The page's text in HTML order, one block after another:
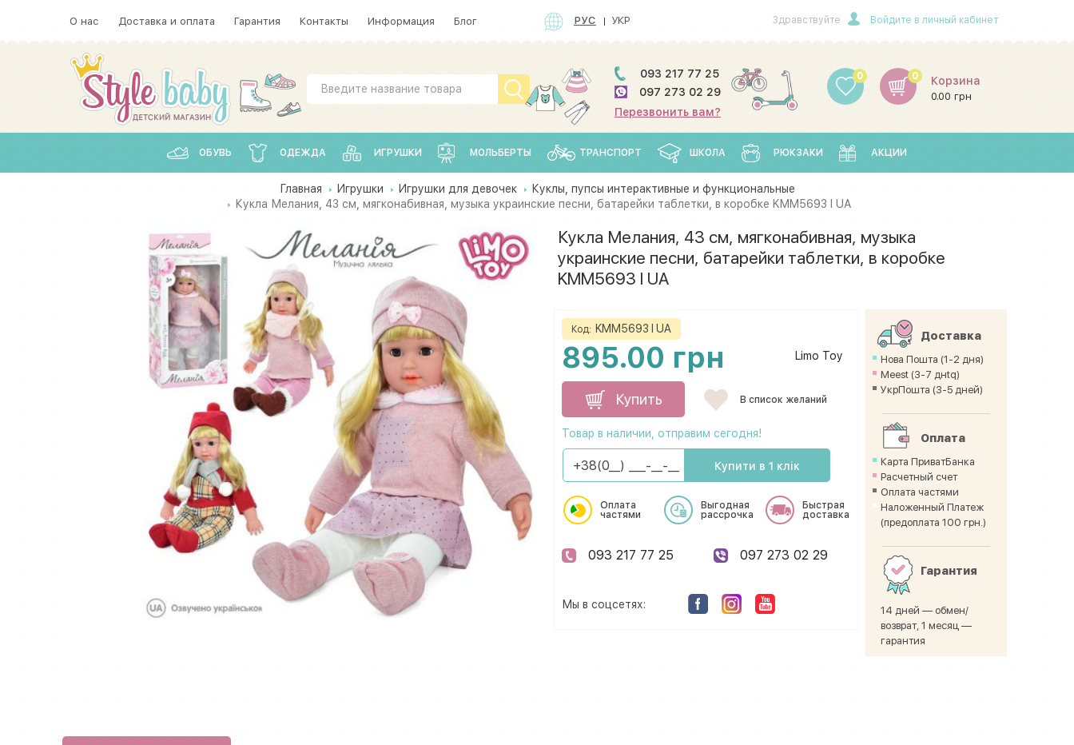
О нас Доставка и оплата Гарантия Контакты Информация Блог РУС УКР Здравствуйте Войдите в личный кабинет
093 217 77 25
097 273 02 29
Перезвонить вам?
0 Корзина
0.00 грн
0
ОБУВЬ ОДЕЖДА ИГРУШКИ МОЛЬБЕРТЫ ТРАНСПОРТ ШКОЛА РЮКЗАКИ АКЦИИ
Главная Игрушки Игрушки для девочек
Куклы, пупсы интерактивные и функциональные
Кукла Мелания, 43 см, мягконабивная, музыка украинские песни, батарейки таблетки, в коробке KMM5693 I UA
Кукла Мелания, 43 см, мягконабивная, музыка
украинские песни, батарейки таблетки, в коробке
KMM5693 I UA
Код: KMM5693 I UA
895.00 грн Limo Toy
Купить В список желаний
Товар в наличии, отправим сегодня!
Купити в 1 клік
Оплата
частями
Выгодная
рассрочка
Быстрая
доставка
093 217 77 25 097 273 02 29
Мы в соцсетях:
Доставка
Нова Пошта (1-2 дня)
Meest (3-7 днtq)
УкрПошта (3-5 дней)
Оплата
Карта ПриватБанка
Расчетный счет
Оплата частями
Наложенный Платеж
(предоплата 100 грн.)
Гарантия
14 дней — обмен/
возврат, 1 месяц —
гарантия